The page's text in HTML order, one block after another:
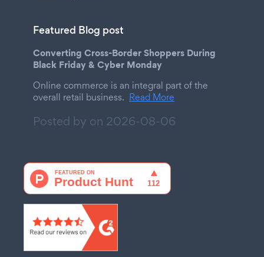
Featured Blog post
Converting Cross-Border Shoppers During
Black Friday & Cyber Monday
Online commerce is an integral part of the
overall retail business. Read More
Posted by on 2026-08-06